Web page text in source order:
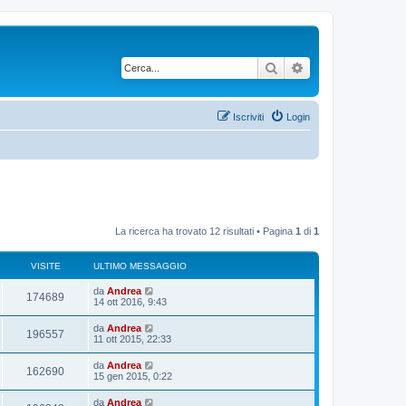
Cerca
Login
Iscriviti
La ricerca ha trovato 12 risultati • Pagina 1 di 1
VISITE ULTIMO MESSAGGIO
174689
i
i
t
U
m
o
m
e
s
s
a
da Andrea
14 ott 2016, 9:43
196557
i
U
m
o
m
e
da Andrea
11 ott 2015, 22:33
162690V
i
U
da Andrea
15 gen 2015, 0:22
U
da Andrea